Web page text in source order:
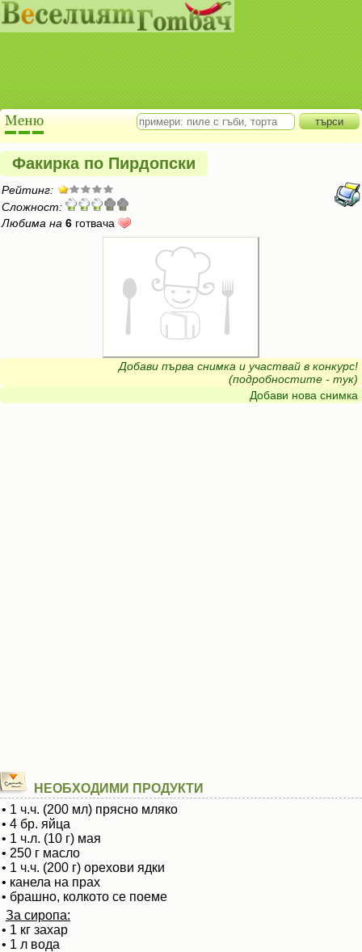
Факирка по Пирдопски
Рейтинг:
Сложност:
Любима на 6 готвача
Добави първа снимка и участвай в конкурс!
(подробностите - тук)
Добави нова снимка
НЕОБХОДИМИ ПРОДУКТИ
• 1 ч.ч. (200 мл) прясно мляко
• 4 бр. яйца
• 1 ч.л. (10 г) мая
• 250 г масло
• 1 ч.ч. (200 г) орехови ядки
• канела на прах
• брашно, колкото се поеме
За сиропа:
• 1 кг захар
• 1 л вода